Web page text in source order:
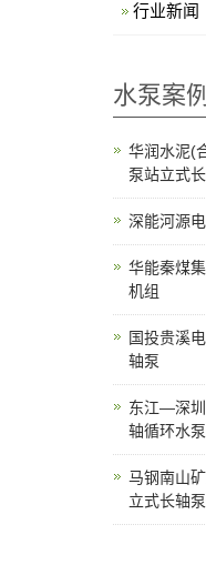
行业新闻
水泵案例
华润水泥(
泵站立式
深能河源
华能秦煤
机组
国投贵溪
轴泵
东江—深
轴循环水泵
马钢南山
立式长轴